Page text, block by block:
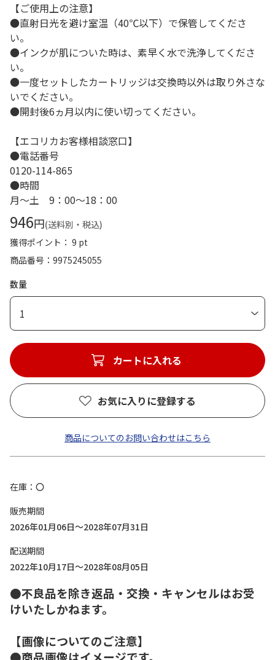
【ご使用上の注意】
●直射日光を避け室温（40℃以下）で保管してくださ
い。
●インクが肌についた時は、素早く水で洗浄してくださ
い。
●一度セットしたカートリッジは交換時以外は取り外さな
いでください。
●開封後6ヵ月以内に使い切ってください。
【エコリカお客様相談窓口】
●電話番号
0120-114-865
●時間
月～土 9：00～18：00
946円(送料別・税込)
獲得ポイント： 9 pt
商品番号
9975245055
数量
1
カートに入れる
お気に入りに登録する
商品についてのお問い合わせはこちら
在庫
〇
販売期間
2026年01月06日～2028年07月31日
配送期間
2022年10月17日～2028年08月05日
●不良品を除き返品・交換・キャンセルはお受
けいたしかねます。
【画像についてのご注意】
●商品画像はイメージです。